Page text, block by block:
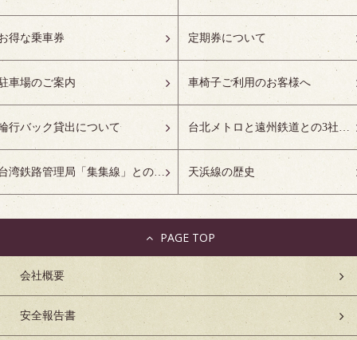
得な乗車券 定期券について
車場のご案内 車椅子ご利用のお客様へ
行バック貸出について 台北メトロと遠州鉄道との3社友好協定について
台湾鉄路管理局「集集線」との姉妹鉄道協定について 天浜線の歴史
会社概要
安全報告書
PAGE TOP